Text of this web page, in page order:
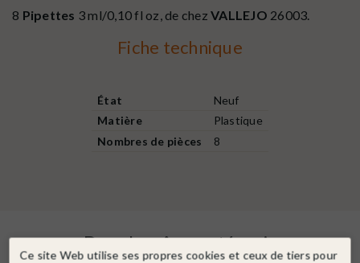
8 Pipettes 3 ml/0,10 fl oz, de chez VALLEJO 26003.
Fiche technique
État
Neuf
Matière
Plastique
Nombres de pièces
8
Dans la même catégorie
Ce site Web utilise ses propres cookies et ceux de tiers pour